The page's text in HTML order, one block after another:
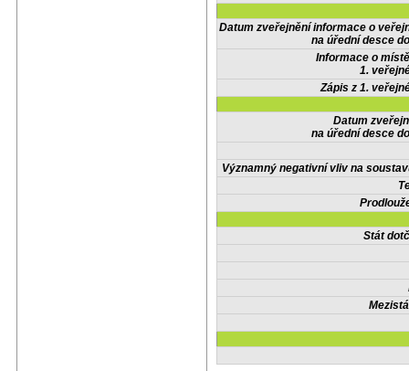
Datum zveřejnění informace o
na úřední desce
Informace o
1.
Zápis z 1.
Datum
na úřední desce
Významný negativní vliv na
Stát